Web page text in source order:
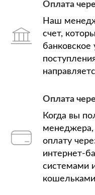
Оплата
Наш
счет,
Оплата
Когда вы
менеджера,
оплату
интернет-
системами